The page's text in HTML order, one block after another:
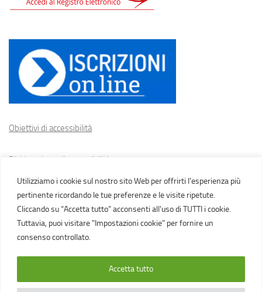
Utilizziamo i cookie sul nostro sito Web per offrirti l'esperienza più
pertinente ricordando le tue preferenze e le visite ripetute.
Cliccando su “Accetta tutto” acconsenti all'uso di TUTTI i cookie.
Tuttavia, puoi visitare "Impostazioni cookie" per fornire un
consenso controllato.
Accetta tutto
Obiettivi di accessibilità
Dichiarazione di accessibilità
Cookie policy
059670129 MAILmoic80500q@istruzione.it